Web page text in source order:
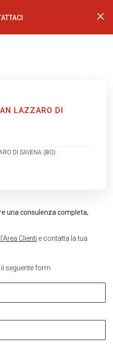
una consulenza completa,
Clienti e contatta la tua
seguente form
LAZZARO DI
DI SAVENA (BO)